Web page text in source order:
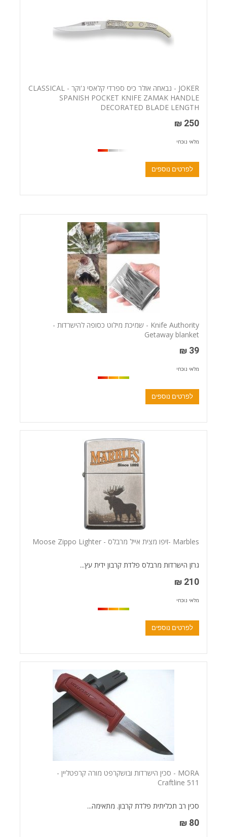
JOKER - נבאחה אולר כיס ספרדי קלאסי ג'וקר - CLASSICAL
SPANISH POCKET KNIFE ZAMAK HANDLE
DECORATED BLADE LENGTH
250 ₪
מלאי נוכחי
לפרטים נוספים
Knife Authority - שמיכת מילוט כסופה להישרדות -
Getaway blanket
39 ₪
מלאי נוכחי
לפרטים נוספים
Marbles -זיפו מצית אייל מרבלס - Moose Zippo Lighter
גרזן הישרדות מרבלס פלדת קרבון ידית עץ...
210 ₪
מלאי נוכחי
לפרטים נוספים
MORA - סכין הישרדות ובושקרפט מורה קרפטליין -
Craftline 511
סכין רב תכליתית פלדת קרבון. מתאימה...
80 ₪